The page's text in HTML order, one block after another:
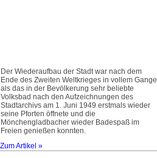
Der Wiederaufbau der Stadt war nach dem
Ende des Zweiten Weltkrieges in vollem Gange
als das in der Bevölkerung sehr beliebte
Volksbad nach den Aufzeichnungen des
Stadtarchivs am 1. Juni 1949 erstmals wieder
seine Pforten öffnete und die
Mönchengladbacher wieder Badespaß im
Freien genießen konnten.
Zum Artikel »